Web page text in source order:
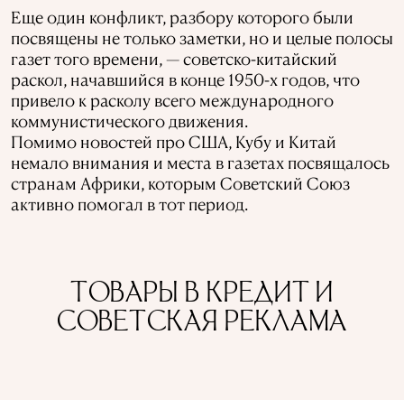
Еще один конфликт, разбору которого были
посвящены не только заметки, но и целые полосы
газет того времени, — советско-китайский
раскол, начавшийся в конце 1950-х годов, что
привело к расколу всего международного
коммунистического движения.
Помимо новостей про США, Кубу и Китай
немало внимания и места в газетах посвящалось
странам Африки, которым Советский Союз
активно помогал в тот период.
ТОВАРЫ В КРЕДИТ И
СОВЕТСКАЯ РЕКЛАМА